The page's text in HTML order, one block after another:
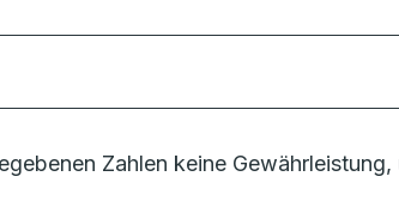
Zahlen keine